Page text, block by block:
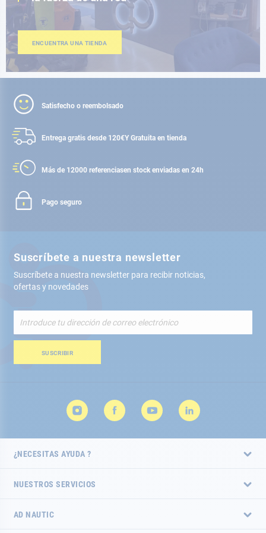
ENCUENTRA UNA TIENDA
Satisfecho o reembolsado
Entrega gratis desde 120€Y Gratuita en tienda
Más de 12000 referenciasen stock enviadas en 24h
Pago seguro
Suscríbete a nuestra newsletter
Suscríbete a nuestra newsletter para recibir noticias,
ofertas y novedades
nuestro
de
SUSCRIBIR
¿NECESITAS AYUDA ?
NUESTROS SERVICIOS
AD NAUTIC